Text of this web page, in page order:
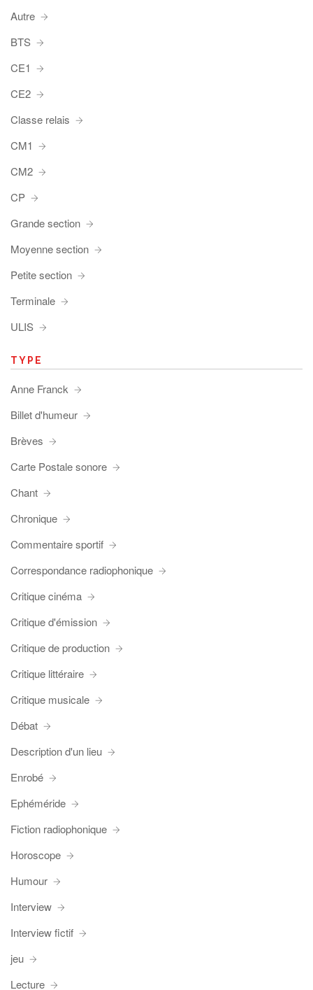
Autre
BTS
CE1
CE2
Classe relais
CM1
CM2
CP
Grande section
Moyenne section
Petite section
Terminale
ULIS
TYPE
Anne Franck
Billet d'humeur
Brèves
Carte Postale sonore
Chant
Chronique
Commentaire sportif
Correspondance radiophonique
Critique cinéma
Critique d'émission
Critique de production
Critique littéraire
Critique musicale
Débat
Description d'un lieu
Enrobé
Ephéméride
Fiction radiophonique
Horoscope
Humour
Interview
Interview fictif
jeu
Lecture